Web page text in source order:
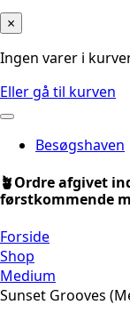
×
Ingen varer i
Eller gå til kurven
Besøgshaven
🪴Ordre afgivet
førstkommende
Forside
Shop
Medium
Sunset Grooves